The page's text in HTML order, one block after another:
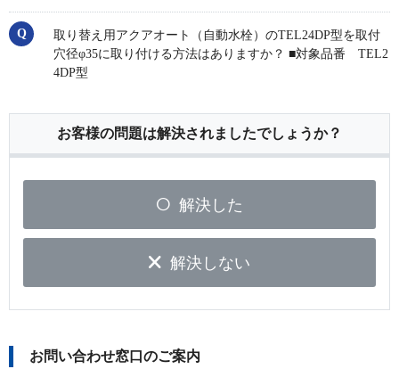
取り替え用アクアオート（自動水栓）のTEL24DP型を取付
穴径φ35に取り付ける方法はありますか？ ■対象品番 TEL2
4DP型
お客様の問題は解決されましたでしょうか？
解決した
解決しない
お問い合わせ窓口のご案内